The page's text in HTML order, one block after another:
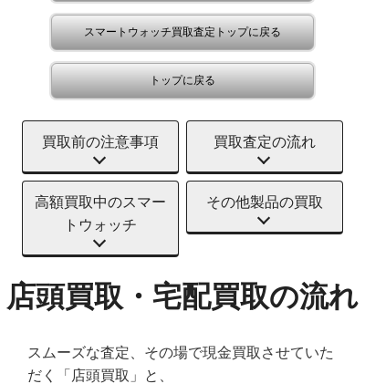
スマートウォッチ買取査定トップに戻る
トップに戻る
買取前の注意事項 買取査定の流れ
高額買取中のスマー
トウォッチ
その他製品の買取
店頭買取・宅配買取の流れ
スムーズな査定、その場で現金買取させていた
だく「店頭買取」と、